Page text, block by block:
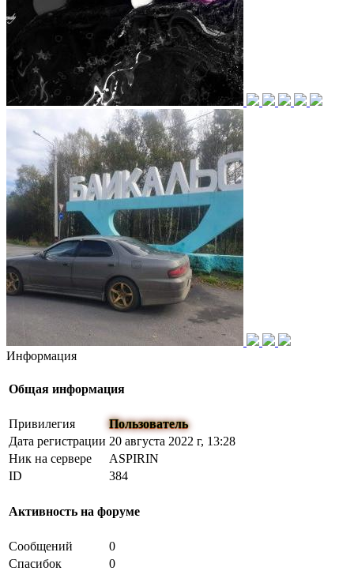
Информация
Общая информация
Привилегия
Пользователь
Дата регистрации 20 августа 2022 г, 13:28
Ник на сервере
ASPIRIN
ID
384
Активность на форуме
Сообщений
0
Спасибок
0